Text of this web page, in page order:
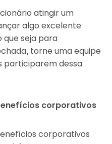
atingir um
algo excelente
que seja para
torne uma equipe
participarem dessa
corporativos
corporativos